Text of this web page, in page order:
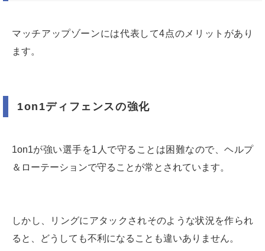
マッチアップゾーンには代表して4点のメリットがあり
ます。
1on1ディフェンスの強化
1on1が強い選手を1人で守ることは困難なので、ヘルプ
＆ローテーションで守ることが常とされています。
しかし、リングにアタックされそのような状況を作られ
ると、どうしても不利になることも違いありません。